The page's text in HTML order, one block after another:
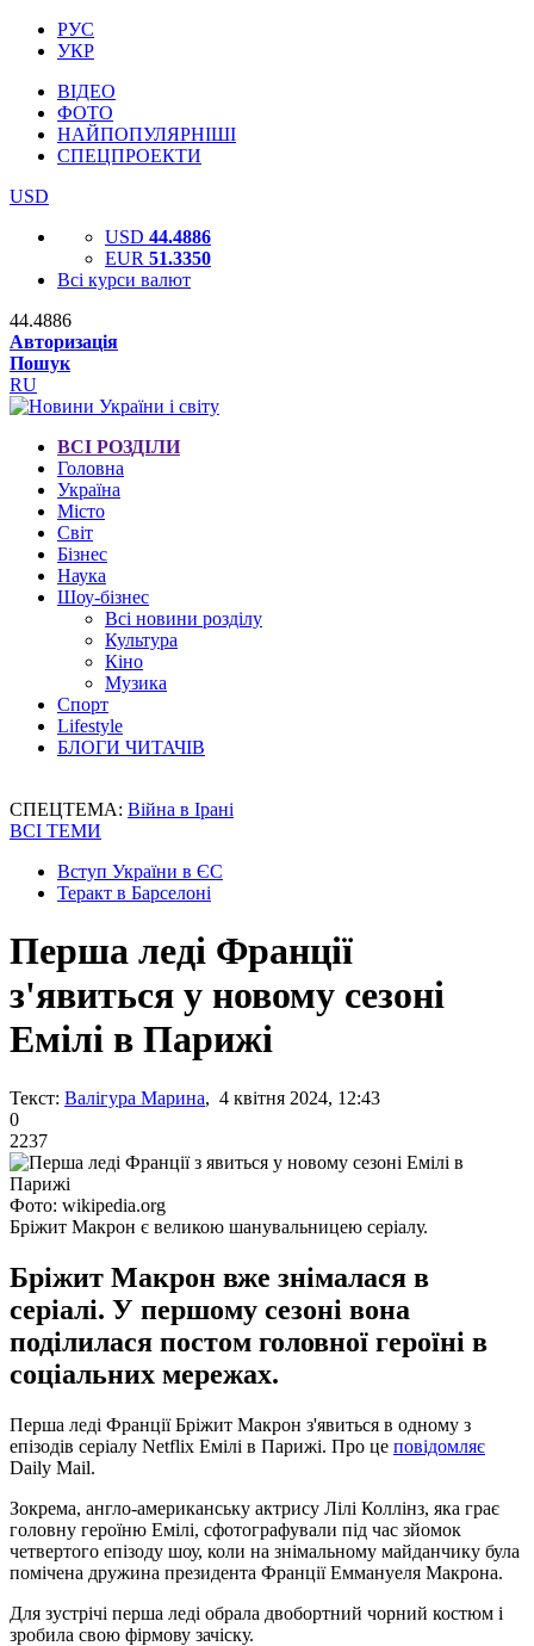
РУС
УКР
ВІДЕО
ФОТО
НАЙПОПУЛЯРНІШІ
СПЕЦПРОЕКТИ
USD
USD 44.4886
EUR 51.3350
Всі курси валют
44.4886
Авторизація
Пошук
RU
ВСІ РОЗДІЛИ
Головна
Україна
Місто
Світ
Бізнес
Наука
Шоу-бізнес
Всі новини розділу
Культура
Кіно
Музика
Спорт
Lifestyle
БЛОГИ ЧИТАЧІВ
СПЕЦТЕМА: Війна в Ірані
ВСІ ТЕМИ
Вступ України в ЄС
Теракт в Барселоні
Перша леді Франції
з'явиться у новому сезоні
Емілі в Парижі
Текст: Валігура Марина, 4 квітня 2024, 12:43
0
2237
Фото: wikipedia.org
Бріжит Макрон є великою шанувальницею серіалу.
Бріжит Макрон вже знімалася в
серіалі. У першому сезоні вона
поділилася постом головної героїні в
соціальних мережах.
Перша леді Франції Бріжит Макрон з'явиться в одному з
епізодів серіалу Netflix Емілі в Парижі. Про це повідомляє
Daily Mail.
Зокрема, англо-американську актрису Лілі Коллінз, яка грає
головну героїню Емілі, сфотографували під час зйомок
четвертого епізоду шоу, коли на знімальному майданчику була
помічена дружина президента Франції Еммануеля Макрона.
Для зустрічі перша леді обрала двобортний чорний костюм і
зробила свою фірмову зачіску.